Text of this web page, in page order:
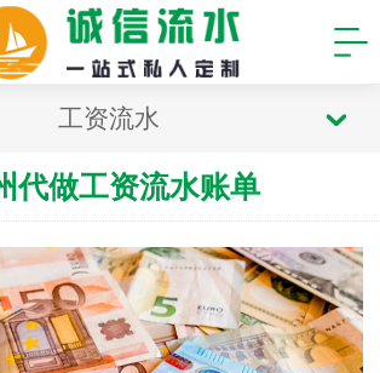
工资流水
代做工资流水账单